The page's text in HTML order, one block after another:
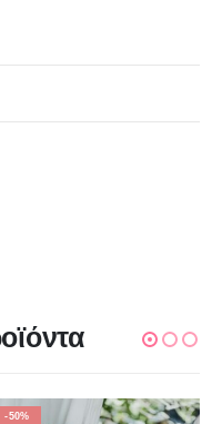
-50%